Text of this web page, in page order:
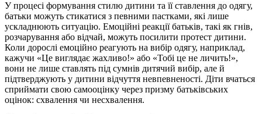
У процесі формування стилю дитини та її ставлення до одягу,
батьки можуть стикатися з певними пастками, які лише
ускладнюють ситуацію. Емоційні реакції батьків, такі як гнів,
розчарування або відчай, можуть посилити протест дитини.
Коли дорослі емоційно реагують на вибір одягу, наприклад,
кажучи «Це виглядає жахливо!» або «Тобі це не личить!»,
вони не лише ставлять під сумнів дитячий вибір, але й
підтверджують у дитини відчуття невпевненості. Діти вчаться
сприймати свою самооцінку через призму батьківських
оцінок: схвалення чи несхвалення.